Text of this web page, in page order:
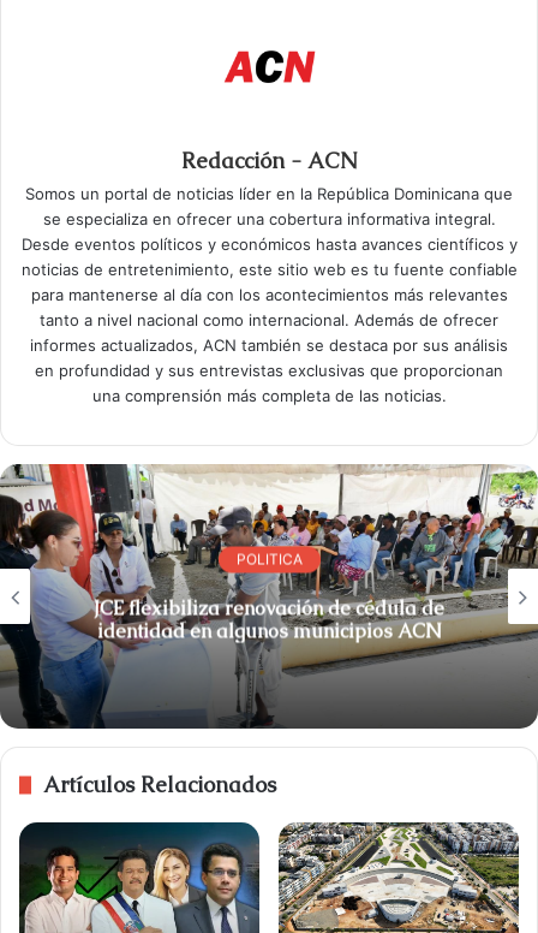
Redacción - ACN
Somos un portal de noticias líder en la República Dominicana que
se especializa en ofrecer una cobertura informativa integral.
Desde eventos políticos y económicos hasta avances científicos y
noticias de entretenimiento, este sitio web es tu fuente confiable
para mantenerse al día con los acontecimientos más relevantes
tanto a nivel nacional como internacional. Además de ofrecer
informes actualizados, ACN también se destaca por sus análisis
en profundidad y sus entrevistas exclusivas que proporcionan
una comprensión más completa de las noticias.
POLITICA
JCE flexibiliza renovación de cédula de
identidad en algunos municipios ACN
Artículos Relacionados